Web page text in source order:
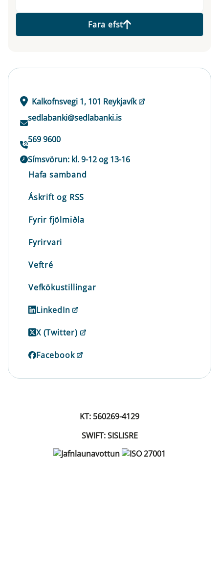
Fara efst
Kalkofnsvegi 1, 101 Reykjavík
sedlabanki@sedlabanki.is
569 9600
Símsvörun: kl. 9-12 og 13-16
Hafa samband
Áskrift og RSS
Fyrir fjölmiðla
Fyrirvari
Veftré
Vefkökustillingar
LinkedIn
X (Twitter)
Facebook
KT: 560269-4129
SWIFT: SISLISRE